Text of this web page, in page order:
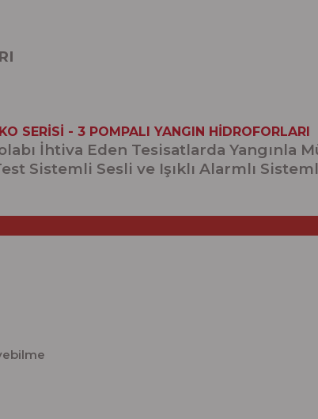
SERİSİ - 3 POMPALI YANGIN HİDROFORLARI
İhtiva Eden Tesisatlarda Yangınla
Sistemli Sesli ve Işıklı Alarmlı